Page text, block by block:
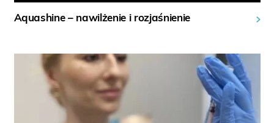
Aquashine – nawilżenie i rozjaśnienie